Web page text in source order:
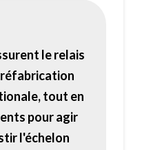
le relais
tout en
pour agir
l'échelon